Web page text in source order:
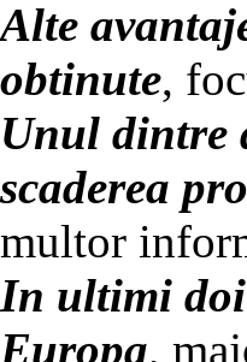
Alte
obtinute,
Unul dintre
scaderea
multor
In ultimi doi
Europa,